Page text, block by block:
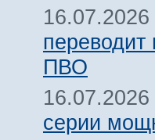
переводит
ПВО
серии